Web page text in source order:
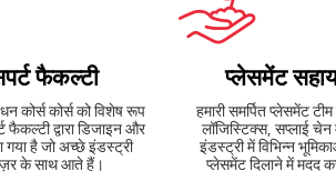
फैकल्टी
कोर्स कोर्स को विशेष रूप
फैकल्टी द्वारा डिजाइन और
गया है जो अच्छे इंडस्ट्री
के साथ आते हैं।
प्लेसमेंट
हमारी समर्पित प्लेसमेंट
लॉजिस्टिक्स, सप्लाई
इंडस्ट्री में विभिन्न
प्लेसमेंट दिलाने में मदद